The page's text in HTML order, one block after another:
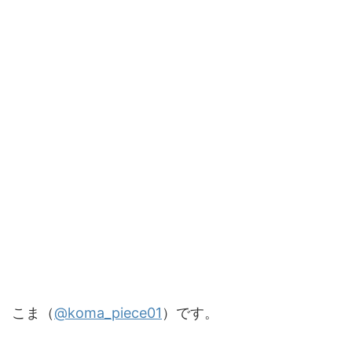
こま（@koma_piece01 ）です。